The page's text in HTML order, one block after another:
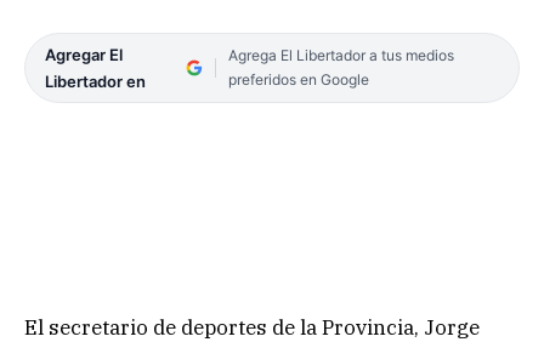
Agregar El
Libertador en
Agrega El Libertador a tus medios
preferidos en Google
El secretario de deportes de la Provincia, Jorge